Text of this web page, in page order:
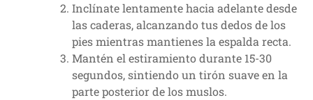
Inclínate lentamente hacia adelante desde
las caderas, alcanzando tus dedos de los
pies mientras mantienes la espalda recta.
Mantén el estiramiento durante 15-30
segundos, sintiendo un tirón suave en la
parte posterior de los muslos.